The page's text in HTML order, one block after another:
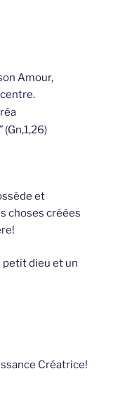
Amour,
(Gn,1,26)
et
choses créées
petit dieu et un
Créatrice!